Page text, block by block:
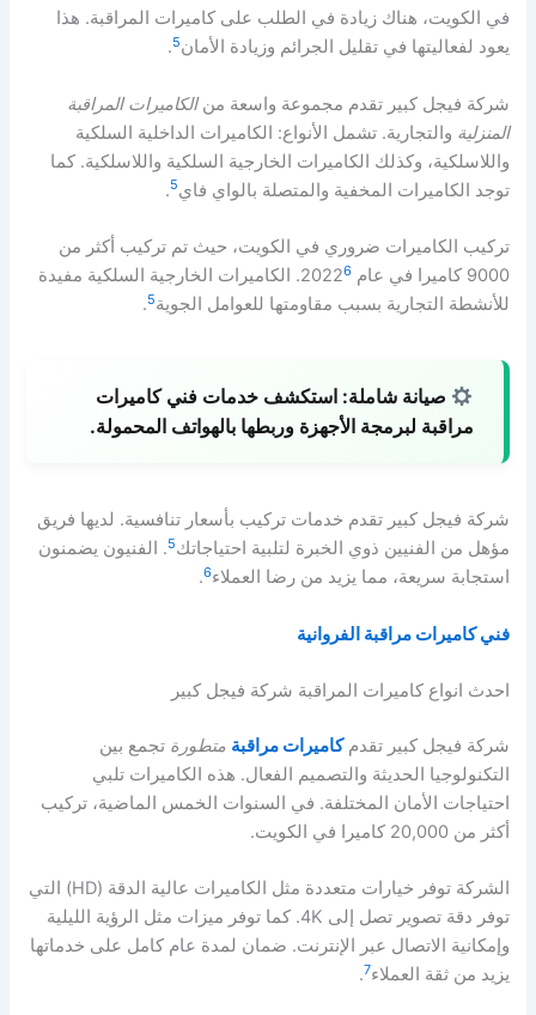
في الكويت، هناك زيادة في الطلب على كاميرات المراقبة. هذا
يعود لفعاليتها في تقليل الجرائم وزيادة الأمان5
.
شركة فيجل كبير تقدم مجموعة واسعة منالكاميرات المراقبة
المنزلية والتجارية. تشمل الأنواع: الكاميرات الداخلية السلكية
واللاسلكية، وكذلك الكاميرات الخارجية السلكية واللاسلكية. كما
توجد الكاميرات المخفية والمتصلة بالواي فاي5
.
تركيب الكاميرات ضروري في الكويت، حيث تم تركيب أكثر من
9000 كاميرا في عام 2022
6
. الكاميرات الخارجية السلكية مفيدة
للأنشطة التجارية بسبب مقاومتها للعوامل الجوية5
.
صيانة شاملة: استكشف خدمات فني كاميرات
مراقبة لبرمجة الأجهزة وربطها بالهواتف المحمولة.
شركة فيجل كبير تقدم خدمات تركيب بأسعار تنافسية. لديها فريق
مؤهل من الفنيين ذوي الخبرة لتلبية احتياجاتك5. الفنيون يضمنون
استجابة سريعة، مما يزيد من رضا العملاء6
.
فني كاميرات مراقبة الفروانية
احدث انواع كاميرات المراقبة شركة فيجل كبير
شركة فيجل كبير تقدمكاميرات مراقبة متطورة تجمع بين
التكنولوجيا الحديثة والتصميم الفعال. هذه الكاميرات تلبي
احتياجات الأمان المختلفة. في السنوات الخمس الماضية، تركيب
أكثر من 20,000 كاميرا في الكويت.
الشركة توفر خيارات متعددة مثل الكاميرات عالية الدقة (HD) التي
توفر دقة تصوير تصل إلى 4K. كما توفر ميزات مثل الرؤية الليلية
وإمكانية الاتصال عبر الإنترنت. ضمان لمدة عام كامل على خدماتها
يزيد من ثقة العملاء7
.